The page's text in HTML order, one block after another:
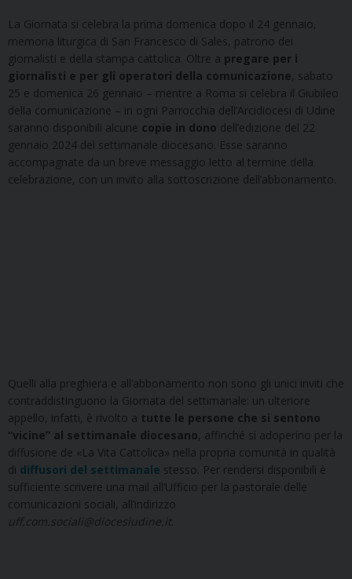
La Giornata si celebra la prima domenica dopo il 24 gennaio,
memoria liturgica di San Francesco di Sales, patrono dei
giornalisti e della stampa cattolica. Oltre a pregare per i
giornalisti e per gli operatori della comunicazione, sabato
25 e domenica 26 gennaio – mentre a Roma si celebra il Giubileo
della comunicazione – in ogni Parrocchia dell’Arcidiocesi di Udine
saranno disponibili alcune copie in dono dell’edizione del 22
gennaio 2024 del settimanale diocesano. Esse saranno
accompagnate da un breve messaggio letto al termine della
celebrazione, con un invito alla sottoscrizione dell’abbonamento.
Quelli alla preghiera e all’abbonamento non sono gli unici inviti che
contraddistinguono la Giornata del settimanale: un ulteriore
appello, infatti, è rivolto a tutte le persone che si sentono
“vicine” al settimanale diocesano, affinché si adoperino per la
diffusione de «La Vita Cattolica» nella propria comunità in qualità
di diffusori del settimanale stesso. Per rendersi disponibili è
sufficiente scrivere una mail all’Ufficio per la pastorale delle
comunicazioni sociali, all’indirizzo
uff.com.sociali@diocesiudine.it